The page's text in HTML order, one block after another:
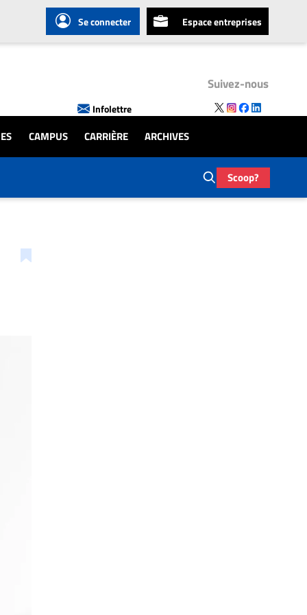
Se connecter Espace entreprises
Infolettre
Suivez-nous
CAMPUS CARRIÈRE ARCHIVES
Scoop?